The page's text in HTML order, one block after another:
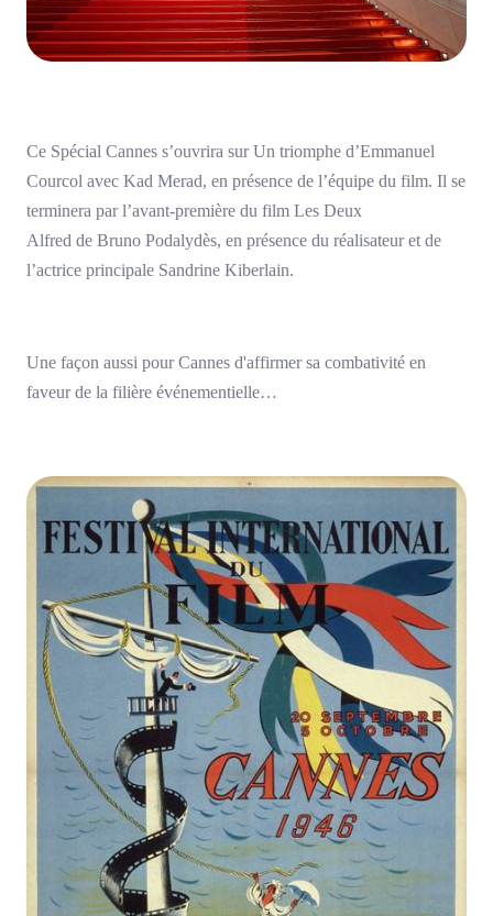
Ce Spécial Cannes s’ouvrira sur Un triomphe d’Emmanuel
Courcol avec Kad Merad, en présence de l’équipe du film. Il se
terminera par l’avant-première du film Les Deux
Alfred de Bruno Podalydès, en présence du réalisateur et de
l’actrice principale Sandrine Kiberlain.
Une façon aussi pour Cannes d'affirmer sa combativité en
faveur de la filière événementielle…